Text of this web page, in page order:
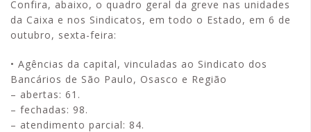
do
interior
|
APCEF/SP
Confira, abaixo, o quadro geral da greve nas unidades
da Caixa e nos Sindicatos, em todo o Estado, em 6 de
outubro, sexta-feira:
• Agências da capital, vinculadas ao Sindicato dos
Bancários de São Paulo, Osasco e Região
– abertas: 61.
– fechadas: 98.
– atendimento parcial: 84.